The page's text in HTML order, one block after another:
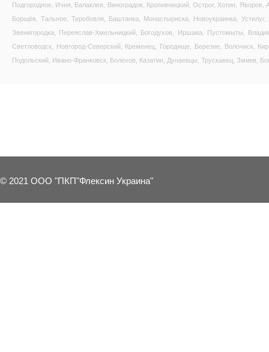
Подгородное, Ичня, Балаклея, Виноградов, Кропивницкий, Острог, Хотин,
Борщёв, Тальное, Теребовля, Баштанка, Монастыриска, Новоукраинка,
Звенигородка, Переяслав-Хмельницкий, Богодухов, Иршава, Пустомыты,
Светловодск, Новгород-Северский, Кременец, Городище, Березне, Волочиск,
Подольский, Ивано-Франковск, Болехов, Казатин, Дунаевцы, Трускавец, Змиев,
© 2021 ООО "ПКП"Флексин Украина"